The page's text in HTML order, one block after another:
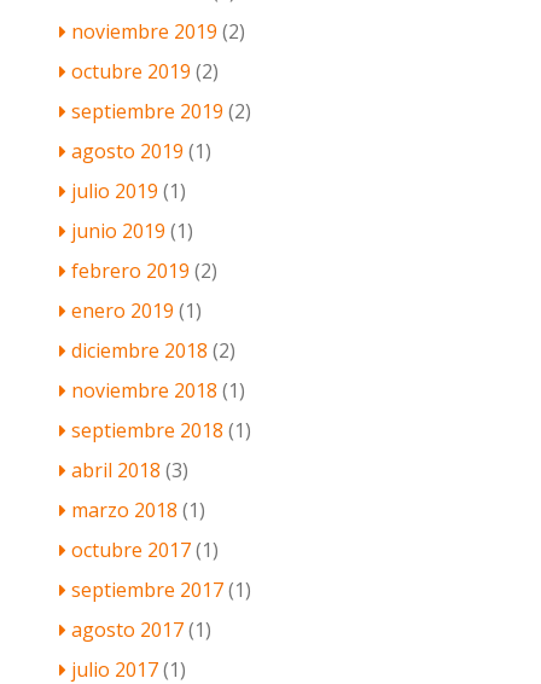
noviembre 2019 (2)
octubre 2019 (2)
septiembre 2019 (2)
agosto 2019 (1)
julio 2019 (1)
junio 2019 (1)
febrero 2019 (2)
enero 2019 (1)
diciembre 2018 (2)
noviembre 2018 (1)
septiembre 2018 (1)
abril 2018 (3)
marzo 2018 (1)
octubre 2017(1)
septiembre 2017(1)
agosto 2017(1)
julio 2017(1)